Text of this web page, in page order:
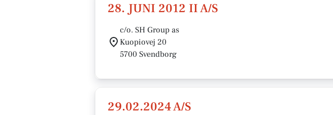
28. JUNI 2012 II A/S
c/o. SH Group as
Kuopiovej 20
5700 Svendborg
29.02.2024 A/S